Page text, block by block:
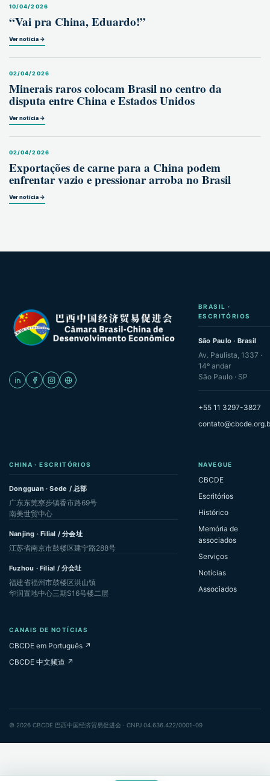
10/04/2026
“Vai pra China, Eduardo!”
Ver notícia →
02/04/2026
Minerais raros colocam Brasil no centro da
disputa entre China e Estados Unidos
Ver notícia →
02/04/2026
Exportações de carne para a China podem
enfrentar vazio e pressionar arroba no Brasil
Ver notícia →
BRASIL ·
ESCRITÓRIOS
São Paulo · Brasil
Av. Paulista, 1337 ·
14º andar
São Paulo · SP
+55 11 3297-3827
CHINA · ESCRITÓRIOS
Dongguan · Sede / 总部
广东东莞寮步镇香市路69号
南美世贸中心
Nanjing · Filial / 分会址
江苏省南京市鼓楼区建宁路288号
Fuzhou · Filial / 分会址
福建省福州市鼓楼区洪山镇
华润置地中心三期S16号楼二层
NAVEGUE
CBCDE
Escritórios
Histórico
Memória de
associados
Serviços
Notícias
Associados
CANAIS DE NOTÍCIAS
CBCDE em Português ↗
CBCDE 中文频道 ↗
© 2026 CBCDE 巴西中国经济贸易促进会 · CNPJ 04.636.422/0001-09